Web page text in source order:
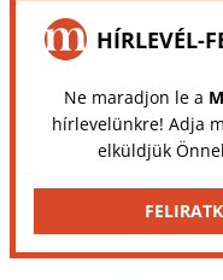
HÍRLEVÉL-
Ne maradjon le a
hírlevelünkre! Adja
elküldjük